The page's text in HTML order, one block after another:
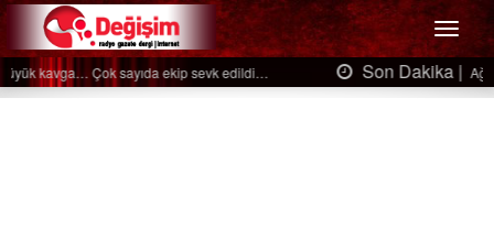
Menü
Son Dakika |Ağaçtan düştü…